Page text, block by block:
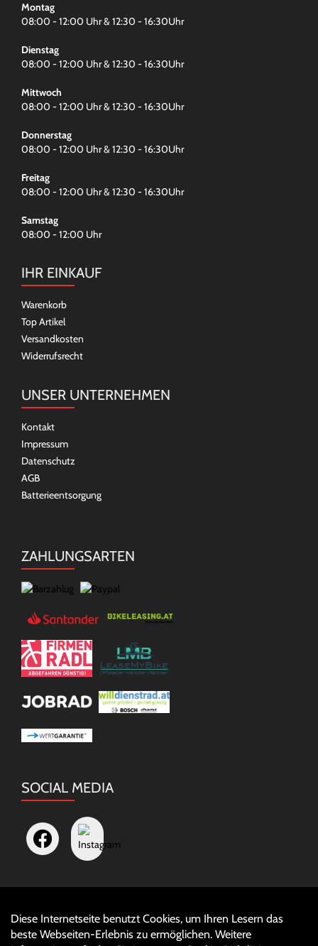
Montag
08:00 - 12:00 Uhr & 12:30 - 16:30Uhr
Dienstag
08:00 - 12:00 Uhr & 12:30 - 16:30Uhr
Mittwoch
08:00 - 12:00 Uhr & 12:30 - 16:30Uhr
Donnerstag
08:00 - 12:00 Uhr & 12:30 - 16:30Uhr
Freitag
08:00 - 12:00 Uhr & 12:30 - 16:30Uhr
Samstag
08:00 - 12:00 Uhr
IHR EINKAUF
Warenkorb
Top Artikel
Versandkosten
Widerrufsrecht
UNSER UNTERNEHMEN
Kontakt
Impressum
Datenschutz
AGB
Batterieentsorgung
ZAHLUNGSARTEN
SOCIAL MEDIA
Diese Internetseite benutzt Cookies, um Ihren Lesern das
beste Webseiten-Erlebnis zu ermöglichen. Weitere
Auftrag widerrufen